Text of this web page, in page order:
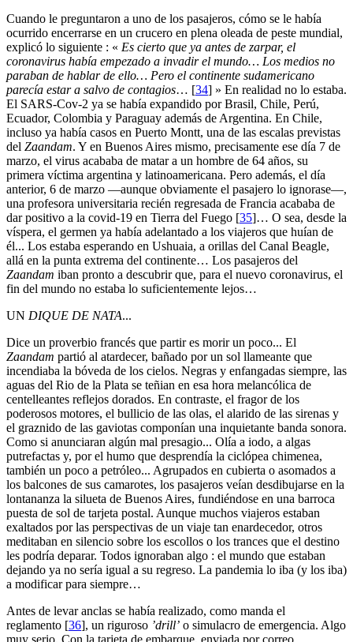
Cuando le preguntaron a uno de los pasajeros, cómo se le había
ocurrido encerrarse en un crucero en plena oleada de peste mundial,
explicó lo siguiente : « Es cierto que ya antes de zarpar, el
coronavirus había empezado a invadir el mundo… Los medios no
paraban de hablar de ello… Pero el continente sudamericano
parecía estar a salvo de contagios… [34] » En realidad no lo estaba.
El SARS-Cov-2 ya se había expandido por Brasil, Chile, Perú,
Ecuador, Colombia y Paraguay además de Argentina. En Chile,
incluso ya había casos en Puerto Montt, una de las escalas previstas
del Zaandam. Y en Buenos Aires mismo, precisamente ese día 7 de
marzo, el virus acababa de matar a un hombre de 64 años, su
primera víctima argentina y latinoamericana. Pero además, el día
anterior, 6 de marzo —aunque obviamente el pasajero lo ignorase—,
una profesora universitaria recién regresada de Francia acababa de
dar positivo a la covid-19 en Tierra del Fuego [35]… O sea, desde la
víspera, el germen ya había adelantado a los viajeros que huían de
él... Los estaba esperando en Ushuaia, a orillas del Canal Beagle,
allá en la punta extrema del continente… Los pasajeros del
Zaandam iban pronto a descubrir que, para el nuevo coronavirus, el
fin del mundo no estaba lo suficientemente lejos…
UN DIQUE DE NATA...
Dice un proverbio francés que partir es morir un poco... El
Zaandam partió al atardecer, bañado por un sol llameante que
incendiaba la bóveda de los cielos. Negras y enfangadas siempre, las
aguas del Rio de la Plata se teñian en esa hora melancólica de
centelleantes reflejos dorados. En contraste, el fragor de los
poderosos motores, el bullicio de las olas, el alarido de las sirenas y
el graznido de las gaviotas componían una inquietante banda sonora.
Como si anunciaran algún mal presagio... Olía a iodo, a algas
putrefactas y, por el humo que desprendía la ciclópea chimenea,
también un poco a petróleo... Agrupados en cubierta o asomados a
los balcones de sus camarotes, los pasajeros veían desdibujarse en la
lontananza la silueta de Buenos Aires, fundiéndose en una barroca
puesta de sol de tarjeta postal. Aunque muchos viajeros estaban
exaltados por las perspectivas de un viaje tan enardecedor, otros
meditaban en silencio sobre los escollos o los trances que el destino
les podría deparar. Todos ignoraban algo : el mundo que estaban
dejando ya no sería igual a su regreso. La pandemia lo iba (y los iba)
a modificar para siempre…
Antes de levar anclas se había realizado, como manda el
reglamento [36], un riguroso ’drill’ o simulacro de emergencia. Algo
muy serio. Con la tarjeta de embarque, enviada por correo